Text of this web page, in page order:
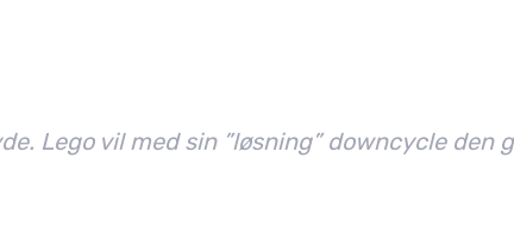
Lego vil med sin ”løsning” downcycle den